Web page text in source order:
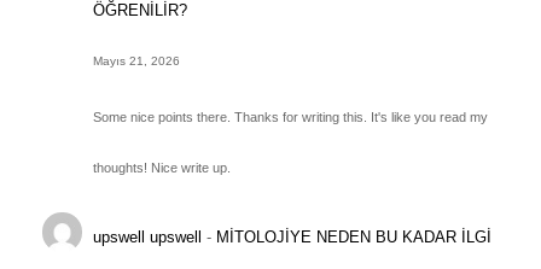
ÖĞRENİLİR?
Mayıs 21, 2026
Some nice points there. Thanks for writing this. It's like you read my
thoughts! Nice write up.
upswell upswell - MİTOLOJİYE NEDEN BU KADAR İLGİ